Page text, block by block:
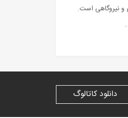
و نیروگاهی است.
دانلود کاتالوگ